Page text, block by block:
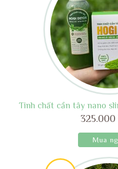
Tinh chất cần tây nano
Mua